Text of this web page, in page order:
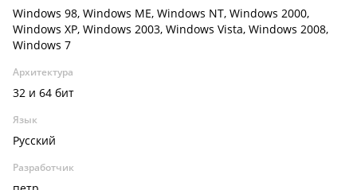
Windows 98, Windows ME, Windows NT, Windows 2000,
Windows XP, Windows 2003, Windows Vista, Windows 2008,
Windows 7
Архитектура
32 и 64 бит
Язык
Русский
Разработчик